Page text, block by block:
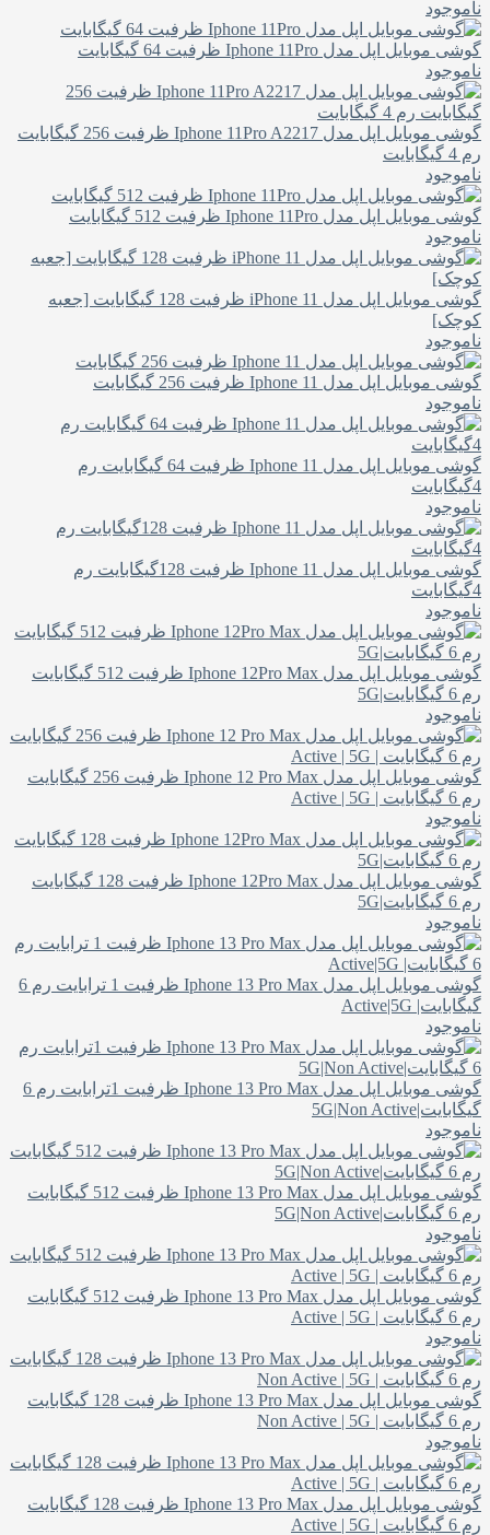
ناموجود
گوشی موبایل اپل مدل Iphone 11Pro ظرفیت 64 گیگابایت
ناموجود
گوشی موبایل اپل مدل Iphone 11Pro A2217 ظرفیت 256 گیگابایت
رم 4 گیگابایت
ناموجود
گوشی موبایل اپل مدل Iphone 11Pro ظرفیت 512 گیگابایت
ناموجود
گوشی موبایل اپل مدل iPhone 11 ظرفیت 128 گیگابایت [جعبه
کوچک]
ناموجود
گوشی موبایل اپل مدل Iphone 11 ظرفیت 256 گیگابایت
ناموجود
گوشی موبایل اپل مدل Iphone 11 ظرفیت 64 گیگابایت رم
4گیگابایت
ناموجود
گوشی موبایل اپل مدل Iphone 11 ظرفیت 128گیگابایت رم
4گیگابایت
ناموجود
گوشی موبایل اپل مدل Iphone 12Pro Max ظرفیت 512 گیگابایت
رم 6 گیگابایت|5G
ناموجود
گوشی موبایل اپل مدل Iphone 12 Pro Max ظرفیت 256 گیگابایت
رم 6 گیگابایت | Active | 5G
ناموجود
گوشی موبایل اپل مدل Iphone 12Pro Max ظرفیت 128 گیگابایت
رم 6 گیگابایت|5G
ناموجود
گوشی موبایل اپل مدل Iphone 13 Pro Max ظرفیت 1 ترابایت رم 6
گیگابایت| Active|5G
ناموجود
گوشی موبایل اپل مدل Iphone 13 Pro Max ظرفیت 1ترابایت رم 6
گیگابایت|5G|Non Active
ناموجود
گوشی موبایل اپل مدل Iphone 13 Pro Max ظرفیت 512 گیگابایت
رم 6 گیگابایت|5G|Non Active
ناموجود
گوشی موبایل اپل مدل Iphone 13 Pro Max ظرفیت 512 گیگابایت
رم 6 گیگابایت | Active | 5G
ناموجود
گوشی موبایل اپل مدل Iphone 13 Pro Max ظرفیت 128 گیگابایت
رم 6 گیگابایت | Non Active | 5G
ناموجود
گوشی موبایل اپل مدل Iphone 13 Pro Max ظرفیت 128 گیگابایت
رم 6 گیگابایت | Active | 5G